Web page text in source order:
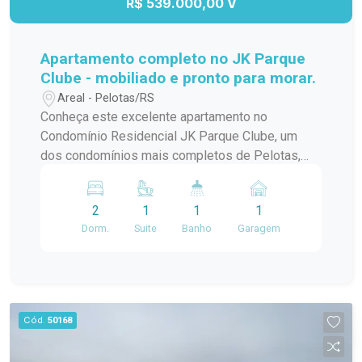
R$ 539.000,00 V
Apartamento completo no JK Parque
Clube - mobiliado e pronto para morar.
Areal - Pelotas/RS
Conheça este excelente apartamento no
Condomínio Residencial JK Parque Clube, um
dos condomínios mais completos de Pelotas,
Kubitschek de Oliveira, no bairro Areal. O
condomínio oferece uma ampla infraestrutura de
lazer e convivência, com piscina, academia,
proporcionando conforto, segurança e qualidade
de vida para toda a família. O apartamento conta
2
Dorm.
1
Suite
1
Banho
1
Garagem
Cód. 50168